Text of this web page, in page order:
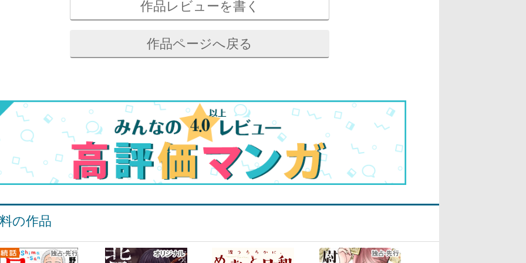
作品レビューを書く
作品ページへ戻る
の作品